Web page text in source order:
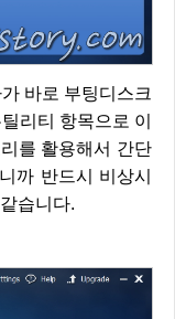
리티 항목으로 이
를 활용해서 간단
까 반드시 비상시
습니다.